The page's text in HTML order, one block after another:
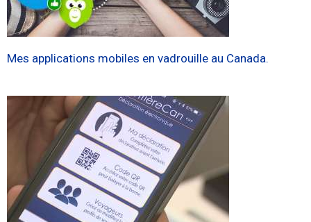
Mes applications mobiles en vadrouille au Canada.